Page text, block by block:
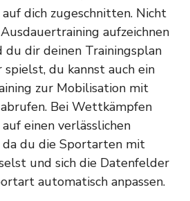
dich zugeschnitten. Nicht
aufzeichnen
du dir deinen Trainingsplan
du kannst auch ein
zur Mobilisation mit
Bei Wettkämpfen
einen verlässlichen
da du die Sportarten mit
und sich die Datenfelder
automatisch anpassen.